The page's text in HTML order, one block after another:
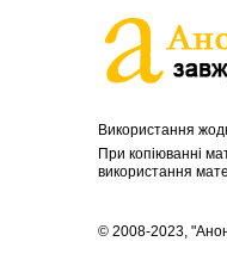
Використання
При копіюванні
використання
© 2008-2023,